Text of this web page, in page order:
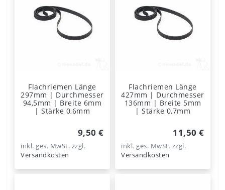
Flachriemen Länge
297mm | Durchmesser
94,5mm | Breite 6mm
| Stärke 0,6mm
9,50 €
inkl. ges. MwSt. zzgl.
Versandkosten
Flachriemen Länge
427mm | Durchmesser
136mm | Breite 5mm
| Stärke 0,7mm
11,50 €
inkl. ges. MwSt. zzgl.
Versandkosten